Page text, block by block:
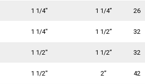
1 1/4" 1 1/4” 26
1 1/4" 1 1/2” 32
1 1/2" 1 1/2” 32
1 1/2" 2” 42